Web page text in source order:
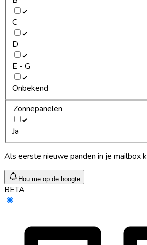
C
D
E - G
Onbekend
Zonnepanelen
Ja
Als eerste nieuwe panden in je mailbox
Hou me op de hoogte
BETA